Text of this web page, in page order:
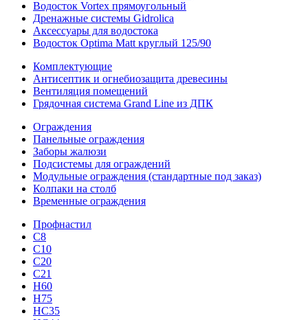
Водосток Vortex прямоугольный
Дренажные системы Gidrolica
Аксессуары для водостока
Водосток Optima Matt круглый 125/90
Комплектующие
Антисептик и огнебиозащита древесины
Вентиляция помещений
Грядочная система Grand Line из ДПК
Ограждения
Панельные ограждения
Заборы жалюзи
Подсистемы для ограждений
Модульные ограждения (стандартные под заказ)
Колпаки на столб
Временные ограждения
Профнастил
С8
С10
С20
С21
H60
H75
HС35